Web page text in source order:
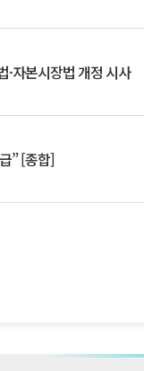
자본시장법 개정 시사
” [종합]